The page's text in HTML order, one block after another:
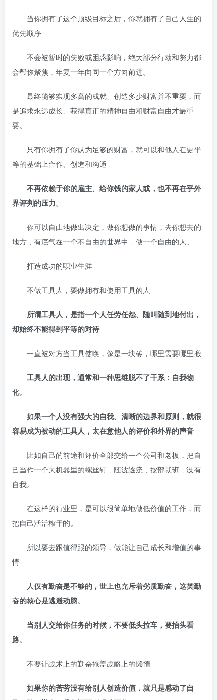
当你拥有了这个顶级目标之后，你就拥有了自己人生的
优先顺序
不会被暂时的失败或困惑影响，绝大部分行动和努力都
会帮你聚焦，年复一年向同一个方向前进。
最终能够实现多高的成就、创造多少财富并不重要，而
是追求永远成长、获得真正的精神自由和财富自由才最重
要。
只有你拥有了你认为足够的财富，就可以和他人在更平
等的基础上合作、创造和沟通
不再依赖于你的雇主、给你钱的家人或，也不再在乎外
界评判的压力。
你可以自由地做出决定，做你想做的事情，去你想去的
地方，有底气在一个不自由的世界中，做一个自由的人。
打造成功的职业生涯
不做工具人，要做拥有和使用工具的人
所谓工具人，是指一个人任劳任怨、随叫随到地付出，
却始终不能得到平等的对待
一直被对方当工具使唤，像是一块砖，哪里需要哪里搬
工具人的出现，通常和一种思维脱不了干系：自我物
化。
如果一个人没有强大的自我、清晰的边界和原则，就很
容易成为被动的工具人，太在意他人的评价和外界的声音
比如自己的前途和评价全部交给一个公司和老板，把自
己当作一个大机器里的螺丝钉，随波逐流，按部就班，没有
自我。
在这样的行业里，是可以很简单地做低价值的工作，而
把自己活活榨干的。
所以要去跟值得跟的领导，做能让自己成长和增值的事
情
人仅有勤奋是不够的，世上也充斥着劣质勤奋，这类勤
奋的核心是逃避动脑。
当别人交给你任务的时候，不要低头拉车，要抬头看
路。
不要让战术上的勤奋掩盖战略上的懒惰
如果你的苦劳没有给别人创造价值，就只是感动了自